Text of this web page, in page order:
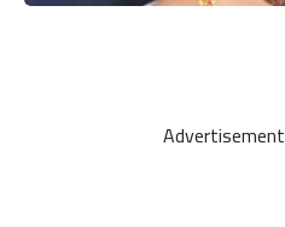
Advertisement